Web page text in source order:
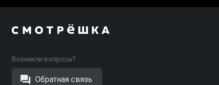
Возникли вопросы?
Обратная связь